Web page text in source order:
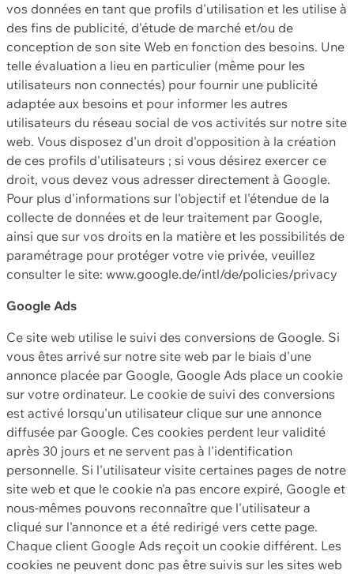
vos données en tant que profils d'utilisation et les utilise à
des fins de publicité, d'étude de marché et/ou de
conception de son site Web en fonction des besoins. Une
telle évaluation a lieu en particulier (même pour les
utilisateurs non connectés) pour fournir une publicité
adaptée aux besoins et pour informer les autres
utilisateurs du réseau social de vos activités sur notre site
web. Vous disposez d'un droit d'opposition à la création
de ces profils d'utilisateurs ; si vous désirez exercer ce
droit, vous devez vous adresser directement à Google.
Pour plus d'informations sur l'objectif et l'étendue de la
collecte de données et de leur traitement par Google,
ainsi que sur vos droits en la matière et les possibilités de
paramétrage pour protéger votre vie privée, veuillez
consulter le site: www.google.de/intl/de/policies/privacy
Google Ads
Ce site web utilise le suivi des conversions de Google. Si
vous êtes arrivé sur notre site web par le biais d'une
annonce placée par Google, Google Ads place un cookie
sur votre ordinateur. Le cookie de suivi des conversions
est activé lorsqu'un utilisateur clique sur une annonce
diffusée par Google. Ces cookies perdent leur validité
après 30 jours et ne servent pas à l'identification
personnelle. Si l'utilisateur visite certaines pages de notre
site web et que le cookie n'a pas encore expiré, Google et
nous-mêmes pouvons reconnaître que l'utilisateur a
cliqué sur l'annonce et a été redirigé vers cette page.
Chaque client Google Ads reçoit un cookie différent. Les
cookies ne peuvent donc pas être suivis sur les sites web